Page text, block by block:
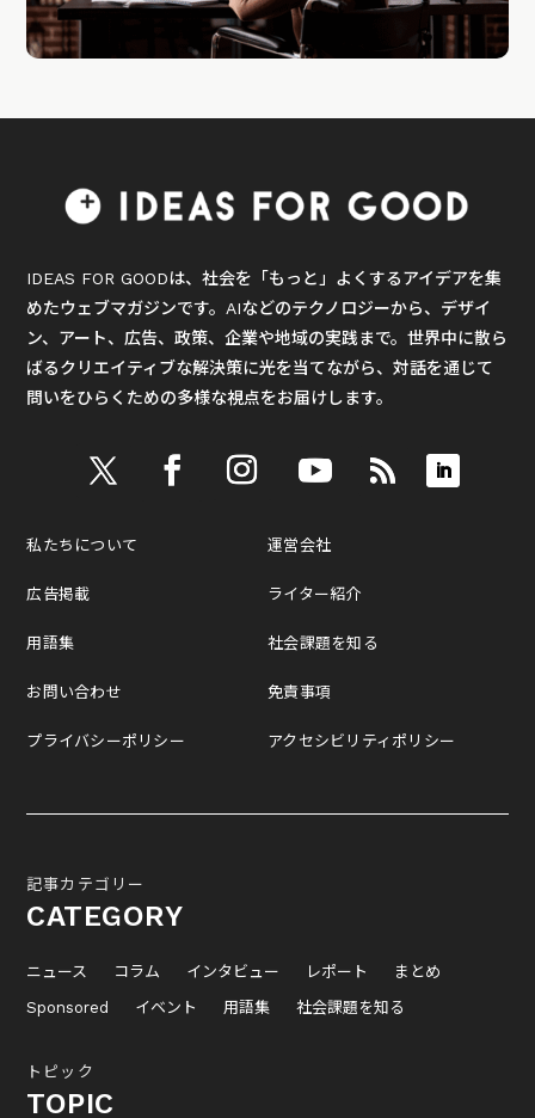
IDEAS FOR GOODは、社会を「もっと」よくするアイデアを集
めたウェブマガジンです。AIなどのテクノロジーから、デザイ
ン、アート、広告、政策、企業や地域の実践まで。世界中に散ら
ばるクリエイティブな解決策に光を当てながら、対話を通じて
問いをひらくための多様な視点をお届けします。
私たちについて
広告掲載
用語集
お問い合わせ
プライバシーポリシー
運営会社
ライター紹介
社会課題を知る
免責事項
アクセシビリティポリシー
記事カテゴリー
CATEGORY
ニュース コラム インタビュー レポート
まとめ
Sponsored
イベント 用語集 社会課題を知る
トピック
TOPIC